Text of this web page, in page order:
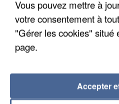
Vous pouvez mettre à
votre consentement à
"Gérer les cookies" situé
page.
Accepter